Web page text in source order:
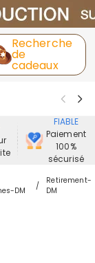
Recherche
de
cadeaux
FIABLE
Paiement
100%
sécurisé
DM
Retirement-
DM